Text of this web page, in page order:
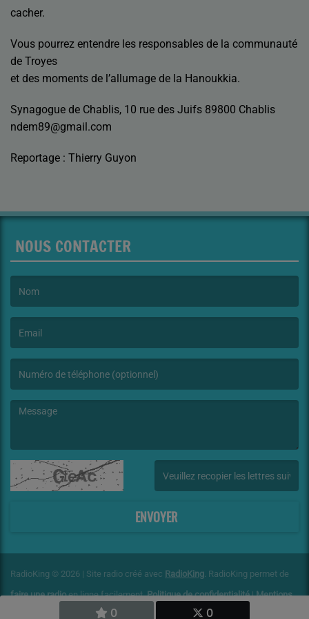
0 0
cacher.
Vous pourrez entendre les responsables de la communauté
de Troyes
et des moments de l’allumage de la Hanoukkia.
Synagogue de Chablis, 10 rue des Juifs 89800 Chablis
ndem89@gmail.com
Reportage : Thierry Guyon
NOUS CONTACTER
ENVOYER
RadioKing © 2026 | Site radio créé avec RadioKing. RadioKing permet de
faire une radioen ligne facilement.Politique de confidentialité|Mentions